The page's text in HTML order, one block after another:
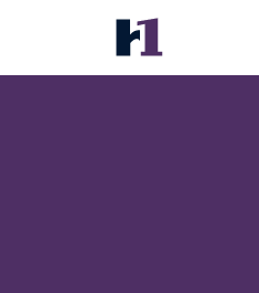
Motel Beechmont
Τιμές